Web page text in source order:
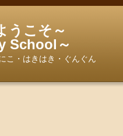
うこそ～
School～
こ・はきはき・ぐんぐん